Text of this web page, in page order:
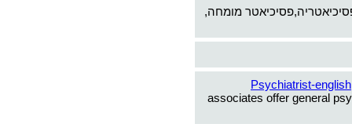
מומחה,
Psychiatrist-english
associates offer general